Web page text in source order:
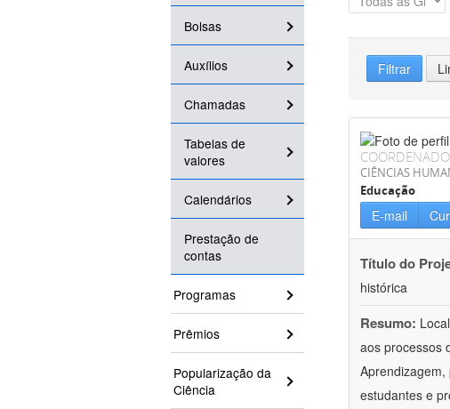
Bolsas
Auxílios
Chamadas
Tabelas de
valores
Calendários
Prestação de
contas
Programas
Prêmios
Popularização da
Ciência
Filtrar
CIÊNCIAS
Educação
E-mail
Título do
histórica
Resumo:
aos processos
estudantes e